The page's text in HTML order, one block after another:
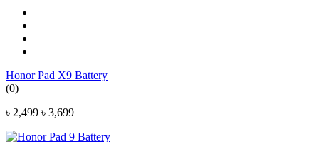
Honor Pad X9 Battery
(0)
৳ 2,499 ৳ 3,699